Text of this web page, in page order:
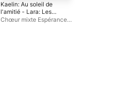
Kaelin: Au soleil de
l'amitié - Lara: Les
années poussières -
Chœur mixte Espérance,